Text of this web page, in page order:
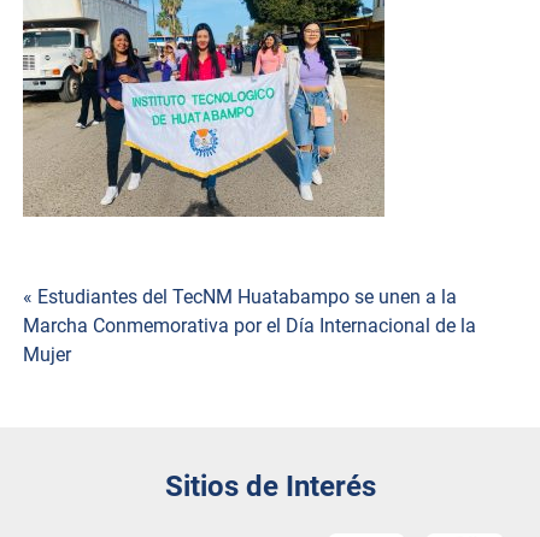
Navegación
de
« Estudiantes del TecNM Huatabampo se unen a la
Marcha Conmemorativa por el Día Internacional de la
Mujer
Sitios de Interés